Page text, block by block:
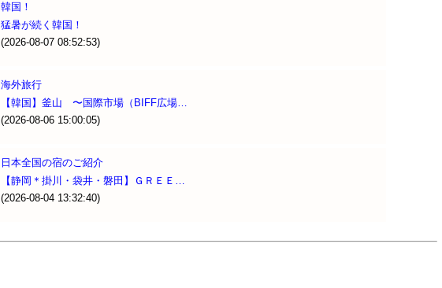
韓国！
猛暑が続く韓国！
(2026-08-07 08:52:53)
海外旅行
【韓国】釜山 〜国際市場（BIFF広場…
(2026-08-06 15:00:05)
日本全国の宿のご紹介
【静岡＊掛川・袋井・磐田】ＧＲＥＥ…
(2026-08-04 13:32:40)